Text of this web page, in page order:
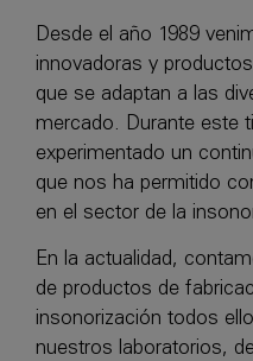
Desde el año 1989
innovadoras y
que se adaptan a las
mercado. Durante este
experimentado un
que nos ha permitido
en el sector de la
En la actualidad,
de productos de
insonorización todos
nuestros laboratorios,